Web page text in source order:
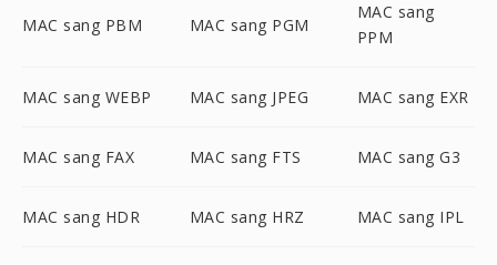
MAC sang PBM MAC sang PGM
MAC sang
PPM
MAC sang WEBP MAC sang JPEG MAC sang EXR
MAC sang FAX MAC sang FTS MAC sang G3
MAC sang HDR MAC sang HRZ MAC sang IPL